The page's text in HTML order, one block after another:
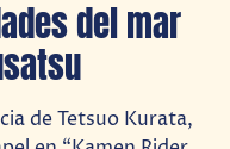
del mar
de Tetsuo Kurata,